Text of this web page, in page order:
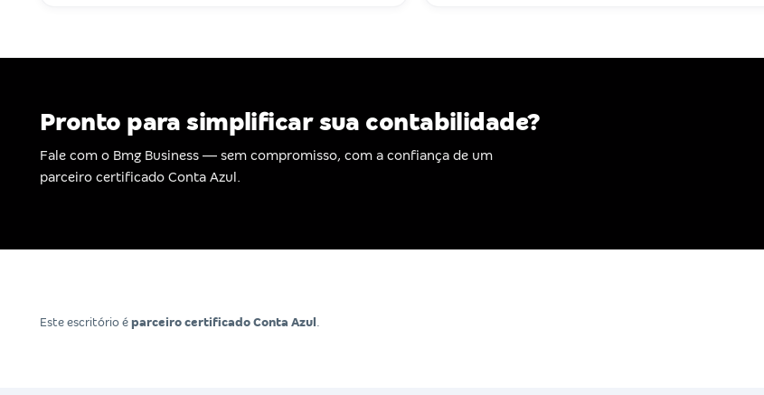
Pronto para simplificar sua contabilidade?
Fale com o Bmg Business — sem compromisso, com a confiança de um
parceiro certificado Conta Azul.
Este escritório é parceiro certificado Conta Azul .